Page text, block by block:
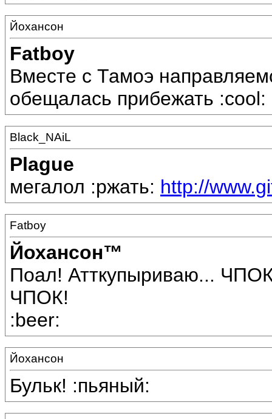
Йохансон
Fatboy
Вместе с Тамоэ
обещалась прибежать :cool:
Black_NAiL
Plague
мегалол :ржать: http://
Fatboy
Йохансон™
Поал! Атткупыриваю...
ЧПОК!
:beer:
Йохансон
Бульк! :пьяный: